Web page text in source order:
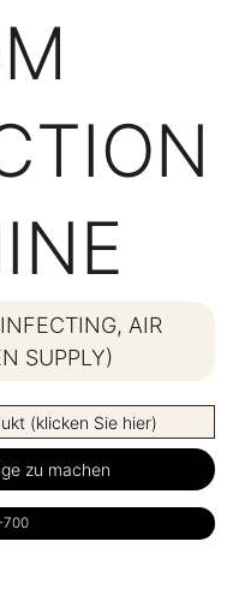
AIR
SUPPLY)
(klicken Sie hier)
zu machen
700